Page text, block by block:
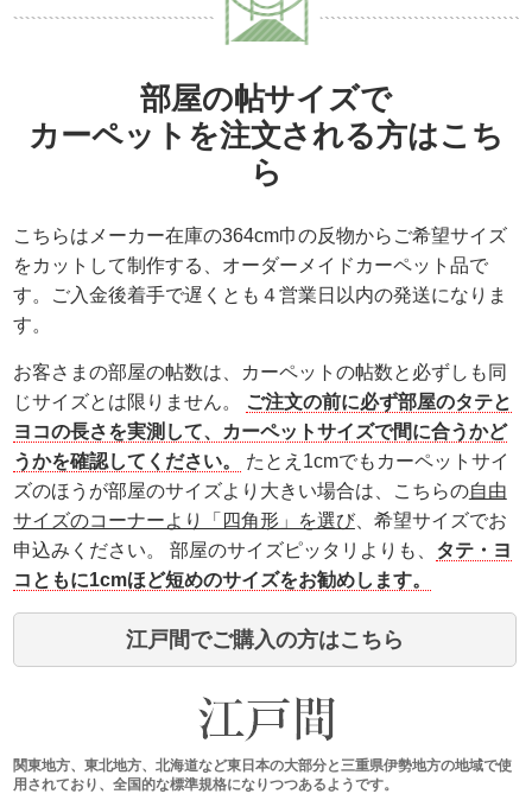
部屋の帖サイズで
カーペットを注文される方はこち
ら
こちらはメーカー在庫の364cm巾の反物からご希望サイズ
をカットして制作する、 オーダーメイドカーペット品で
す。ご入金後着手で遅くとも４営業日以内の発送になりま
す。
お客さまの部屋の帖数は、カーペットの帖数と必ずしも同
じサイズとは限りません。
ご注文の前に必ず部屋のタテと
ヨコの長さを実測して、カーペットサイズで間に合うかど
うかを確認してください。
たとえ1cmでもカーペットサイ
ズのほうが部屋のサイズより大きい場合は、こちらの自由
サイズのコーナーより「四角形」を選び、希望サイズでお
申込みください。 部屋のサイズピッタリよりも、 タテ・ヨ
コともに1cmほど短めのサイズをお勧めします。
江戸間でご購入の方はこちら
関東地方、東北地方、北海道など東日本の大部分と三重県伊勢地方の地域で使
用されており、全国的な標準規格になりつつあるようです。